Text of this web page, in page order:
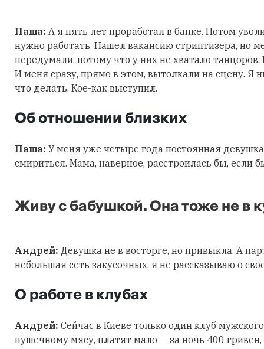
Паша: А я пять лет проработал в банке. Потом
нужно работать. Нашел вакансию стриптизера, но
передумали, потому что у них не хватало
И меня сразу, прямо в этом, вытолкали на сцену. Я
что делать. Кое-как выступил.
Об отношении близких
Паша: У меня уже четыре года постоянная
смириться. Мама, наверное, расстроилась бы, если
Живу с бабушкой. Она тоже не в
Андрей: Девушка не в восторге, но привыкла. А
небольшая сеть закусочных, я не рассказываю о
О работе в клубах
Андрей: Сейчас в Киеве только один клуб
пушечному мясу, платят мало — за ночь 400